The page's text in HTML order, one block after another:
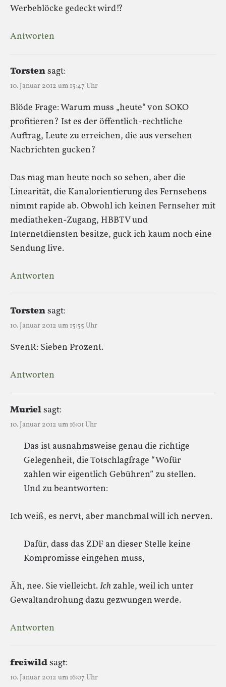
Werbeblöcke gedeckt wird!?
Antworten
Torstensagt:
10. Januar 2012 um 15:47 Uhr
Blöde Frage: Warum muss „heute“ von SOKO
profitieren? Ist es der öffentlich-rechtliche
Auftrag, Leute zu erreichen, die aus versehen
Nachrichten gucken?
Das mag man heute noch so sehen, aber die
Linearität, die Kanalorientierung des Fernsehens
nimmt rapide ab. Obwohl ich keinen Fernseher mit
mediatheken-Zugang, HBBTV und
Internetdiensten besitze, guck ich kaum noch eine
Sendung live.
Antworten
Torstensagt:
10. Januar 2012 um 15:55 Uhr
SvenR: Sieben Prozent.
Antworten
Murielsagt:
10. Januar 2012 um 16:01 Uhr
Das ist ausnahmsweise genau die richtige
Gelegenheit, die Totschlagfrage “Wofür
zahlen wir eigentlich Gebühren” zu stellen.
Und zu beantworten:
Ich weiß, es nervt, aber manchmal will ich nerven.
Dafür, dass das ZDF an dieser Stelle keine
Kompromisse eingehen muss,
Äh, nee. Sie vielleicht.Ich zahle, weil ich unter
Gewaltandrohung dazu gezwungen werde.
Antworten
freiwildsagt:
10. Januar 2012 um 16:07 Uhr